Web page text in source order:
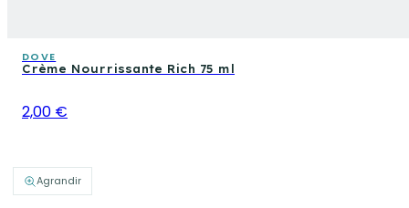
Agrandir
DOVE
Crème Nourrissante Rich 75 ml
2,00 €